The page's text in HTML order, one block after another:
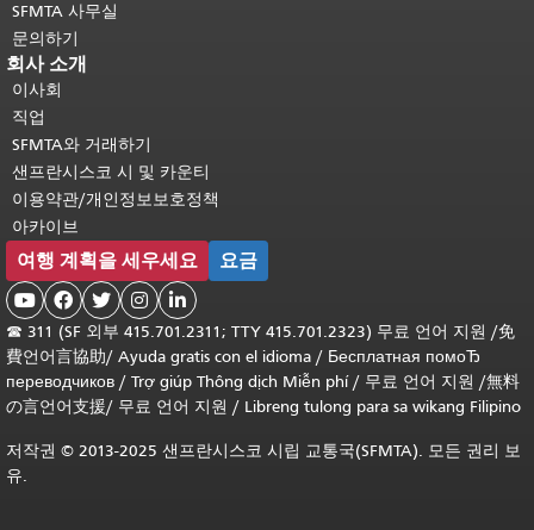
SFMTA 사무실
문의하기
회사 소개
이사회
직업
SFMTA와 거래하기
샌프란시스코 시 및 카운티
이용약관/개인정보보호정책
아카이브
여행 계획을 세우세요 요금
    
☎ 311 (SF 외부 415.701.2311; TTY 415.701.2323) 무료 언어 지원 /免
費언어言協助/ Ayuda gratis con el idioma / Бесплатная помоЂ
переводчиков / Trợ giúp Thông dịch Miễn phí/ 무료 언어 지원 /無料
の言언어支援/ 무료 언어 지원 / Libreng tulong para sa wikang Filipino
저작권 © 2013-2025 샌프란시스코 시립 교통국(SFMTA). 모든 권리 보
유.